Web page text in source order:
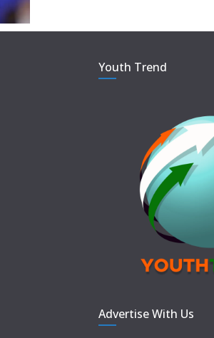
Youth Trend
Advertise With Us